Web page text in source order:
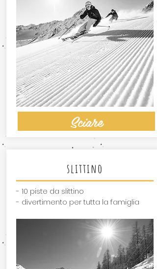
Sciare
slittino
- 10 piste da slittino
- divertimento per tutta la famiglia